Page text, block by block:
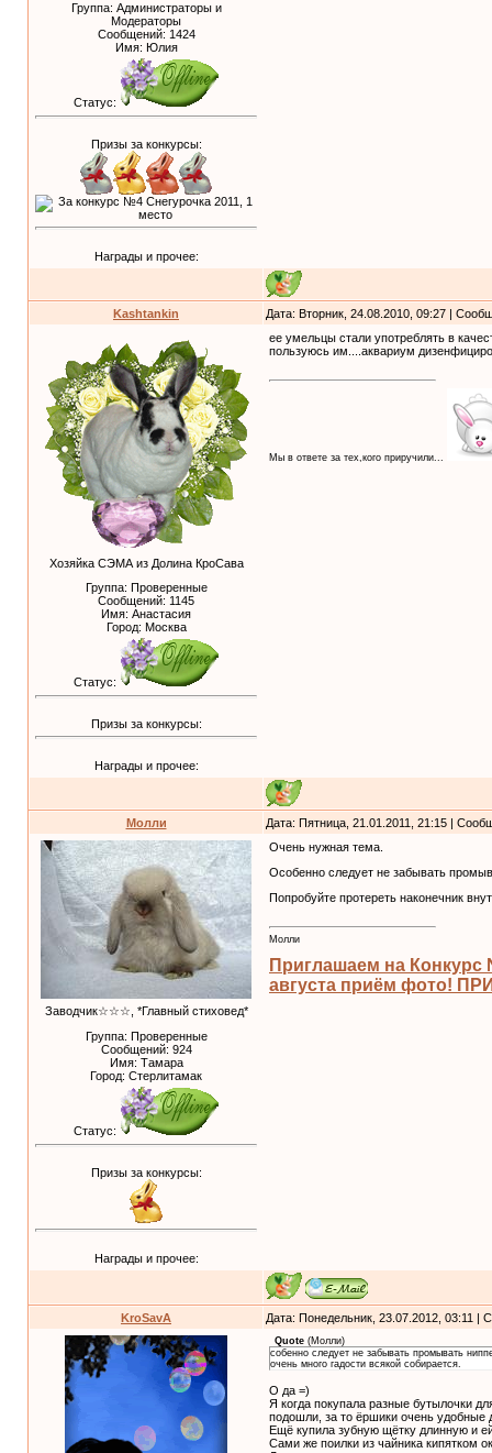
Группа: Администраторы и
Модераторы
Сообщений: 1424
Имя: Юлия
Статус:
Призы за конкурсы:
Награды и прочее:
Kashtankin Дата: Вторник, 24.08.2010, 09:27 |
Хозяйка СЭМА из Долина КроСава
Группа: Проверенные
Сообщений: 1145
Имя: Анастасия
Город: Москва
Статус:
Призы за конкурсы:
Награды и прочее:
ее умельцы стали употреблять в
пользуюсь им....аквариум
Мы в ответе за тех,кого приручили...
Молли Дата: Пятница, 21.01.2011, 21:15 |
Заводчик☆☆☆, *Главный стиховед*
Группа: Проверенные
Сообщений: 924
Имя: Тамара
Город: Стерлитамак
Статус:
Призы за конкурсы:
Награды и прочее:
Очень нужная тема.
Особенно следует не забывать
Попробуйте протереть наконечник
Молли
Приглашаем на
августа приём фото!
KroSavA Дата: Понедельник, 23.07.2012, 03:11 |
Quote (Молли)
собенно следует не забывать промывать
очень много гадости всякой собирается.
О да =)
Я когда покупала разные бутылочки
подошли, за то ёршики очень удобные
Ещё купила зубную щётку длинную и
Сами же поилки из чайника кипятком